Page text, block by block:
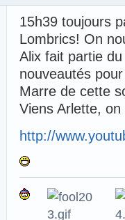
15h39 toujours
Lombrics! On
Alix fait partie
nouveautés
Marre de cette
Viens Arlette,
http://